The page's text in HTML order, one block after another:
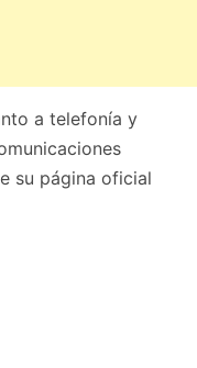
a telefonía y
su página oficial